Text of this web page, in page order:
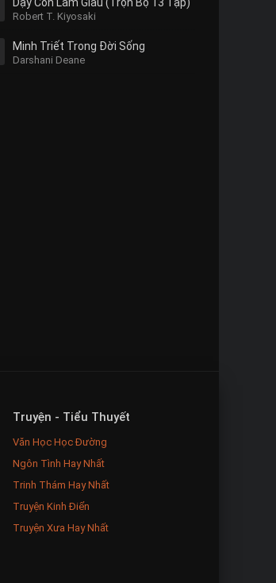
Robert T. Kiyosaki
Minh Triết Trong Đời Sống
Darshani Deane
Truyện - Tiểu Thuyết
Văn Học Học Đường
Ngôn Tình Hay Nhất
Trinh Thám Hay Nhất
Truyện Kinh Điển
Truyện Xưa Hay Nhất